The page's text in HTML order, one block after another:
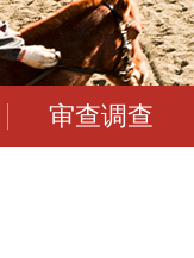
审查调查